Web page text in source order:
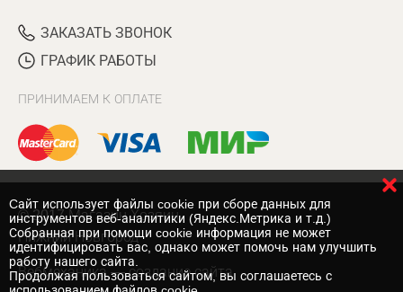
ЗАКАЗАТЬ ЗВОНОК
ГРАФИК РАБОТЫ
ПРИНИМАЕМ К ОПЛАТЕ
© 2017 Магазин Хозяин
Нижний Новгород
Вебмеханика — создание сайта
Cайт использует файлы cookie при сборе данных для
инструментов веб-аналитики (Яндекс.Метрика и т.д.)
Собранная при помощи cookie информация не может
идентифицировать вас, однако может помочь нам улучшить
работу нашего сайта.
Продолжая пользоваться сайтом, вы соглашаетесь с